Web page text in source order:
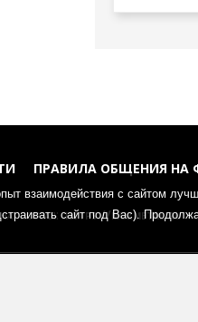
ПРАВИЛА ОБЩЕНИЯ НА
портал:https://muzmetal.ru-
взаимодействия с сайтом
сайт под Вас).